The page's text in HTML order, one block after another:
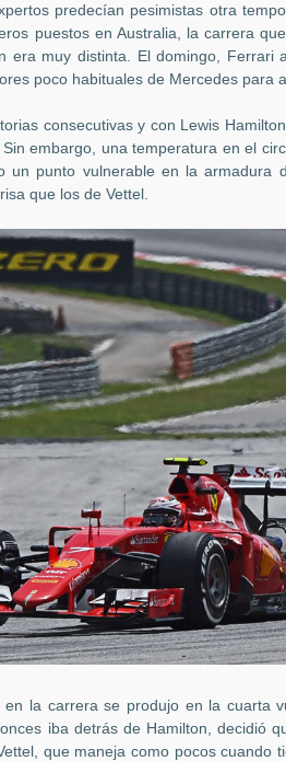
predecían pesimistas otra
puestos en Australia, la carrera
era muy distinta. El domingo, Ferrari
poco habituales de Mercedes para
consecutivas y con Lewis
embargo, una temperatura en el
un punto vulnerable en la armadura
que los de Vettel.
en la carrera se produjo en la cuarta
iba detrás de Hamilton, decidió
que maneja como pocos cuando